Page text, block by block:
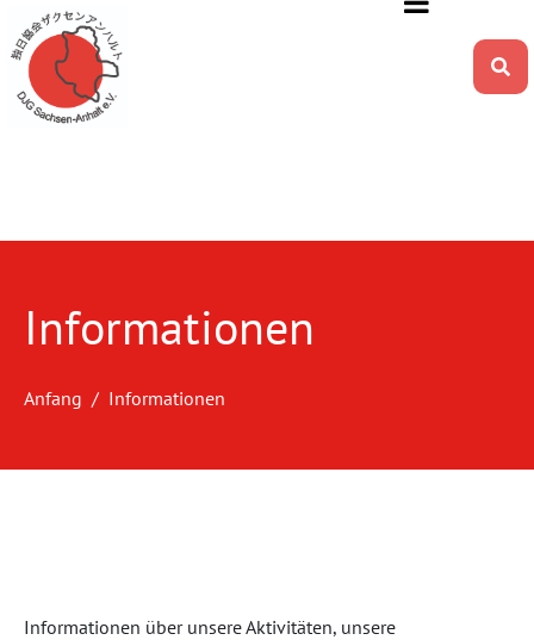
Informationen
Anfang Informationen
Informationen über unsere Aktivitäten, unsere